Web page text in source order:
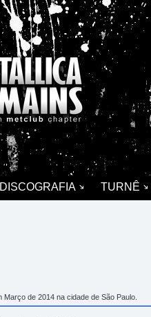
DISCOGRAFIA TURNÊ
de 2014 na cidade de São Paulo.